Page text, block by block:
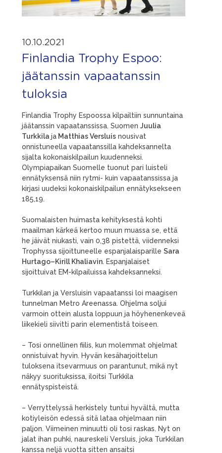
10.10.2021
Finlandia Trophy Espoo:
jäätanssin vapaatanssin
tuloksia
Finlandia Trophy Espoossa kilpailtiin sunnuntaina
jäätanssin vapaatanssissa. Suomen Juulia
Turkkila ja Matthias Versluis nousivat
onnistuneella vapaatanssilla kahdeksannelta
sijalta kokonaiskilpailun kuudenneksi.
Olympiapaikan Suomelle tuonut pari luisteli
ennätyksensä niin rytmi- kuin vapaatanssissa ja
kirjasi uudeksi kokonaiskilpailun ennätyksekseen
185,19.
Suomalaisten huimasta kehityksestä kohti
maailman kärkeä kertoo muun muassa se, että
he jäivät niukasti, vain 0,38 pistettä, viidenneksi
Trophyssa sijoittuneelle espanjalaisparille Sara
Hurtago–Kirill Khaliavin. Espanjalaiset
sijoittuivat EM-kilpailuissa kahdeksanneksi.
Turkkilan ja Versluisin vapaatanssi loi maagisen
tunnelman Metro Areenassa. Ohjelma soljui
varmoin ottein alusta loppuun ja höyhenenkeveä
liikekieli siivitti parin elementistä toiseen.
– Tosi onnellinen fiilis, kun molemmat ohjelmat
onnistuivat hyvin. Hyvän kesäharjoittelun
tuloksena itsevarmuus on parantunut, mikä nyt
näkyy suorituksissa, iloitsi Turkkila
ennätyspisteistä.
– Verryttelyssä herkistely tuntui hyvältä, mutta
kotiyleisön edessä sitä lataa ohjelmaan niin
paljon. Viimeinen minuutti oli tosi raskas. Nyt on
jalat ihan puhki, naureskeli Versluis, joka Turkkilan
kanssa neljä vuotta sitten ansaitsi